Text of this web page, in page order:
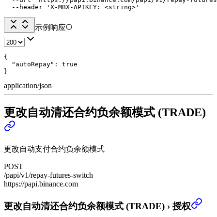
  --header 'X-MBX-APIKEY: <string>'
示例响应
{
  "autoRepay": true
}
application/json
更改自动清还合约负余额模式 (TRADE)
更改自动支付合约负余额模式
POST
/papi/v1/repay-futures-switch
https://papi.binance.com
更改自动清还合约负余额模式 (TRADE) › 授权